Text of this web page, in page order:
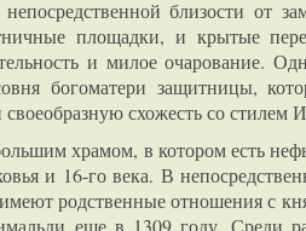
близости от
площадки, и крытые
и милое очарование.
богоматери защитницы,
схожесть со стилем
храмом, в котором есть
и 16-го века. В
родственные отношения с
еще в 1309 году. Среди